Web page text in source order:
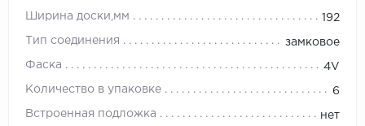
Ширина доски,мм 192
Тип соединения замковое
Фаска 4V
Количество в упаковке 6
Встроенная подложка нет